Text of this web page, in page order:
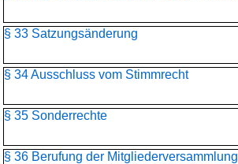
§ 33 Satzungsänderung
§ 34 Ausschluss vom Stimmrecht
§ 35 Sonderrechte
§ 36 Berufung der Mitgliederversammlung